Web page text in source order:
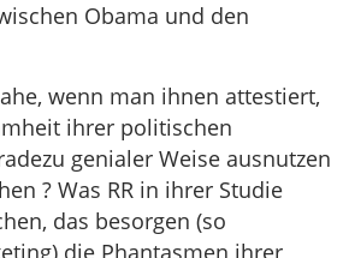
Obama und den
wenn man ihnen attestiert,
ihrer politischen
genialer Weise ausnutzen
? Was RR in ihrer Studie
das besorgen (so
die Phantasmen ihrer